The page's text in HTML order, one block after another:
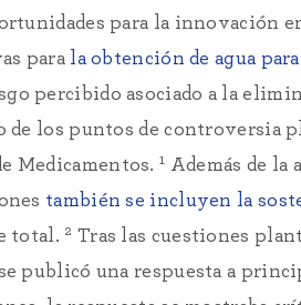
para la innovación
para la obtención de agua
percibido asociado a la
de los puntos de controversia
Medicamentos.1 Además de la
también se incluyen la
total. 2 Tras las cuestiones
publicó una respuesta a